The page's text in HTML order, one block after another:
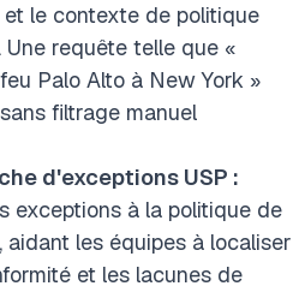
et le contexte de politique
requête telle que «
Palo Alto à New York »
filtrage manuel
d'exceptions USP :
exceptions à la politique de
aidant les équipes à localiser
et les lacunes de